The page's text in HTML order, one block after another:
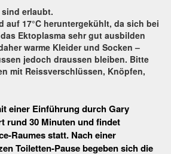
erlaubt.
auf 17°C heruntergekühlt, da sich bei
Ektoplasma sehr gut ausbilden
warme Kleider und Socken –
jedoch draussen bleiben. Bitte
mit Reissverschlüssen, Knöpfen,
einer Einführung durch Gary
rund 30 Minuten und findet
Raumes statt. Nach einer
Toiletten-Pause begeben sich die